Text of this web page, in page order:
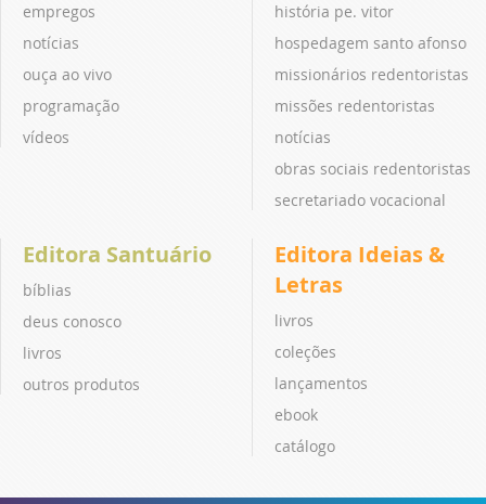
empregos
notícias
ouça ao vivo
programação
vídeos
história pe. vitor
hospedagem santo afonso
missionários redentoristas
missões redentoristas
notícias
obras sociais redentoristas
secretariado vocacional
Editora Santuário
bíblias
deus conosco
livros
outros produtos
Editora Ideias &
Letras
livros
coleções
lançamentos
ebook
catálogo